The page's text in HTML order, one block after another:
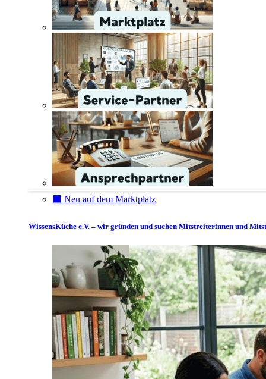
⬛️ Neu auf dem Marktplatz
WissensKüche e.V. – wir gründen und suchen Mitstreiterinnen und